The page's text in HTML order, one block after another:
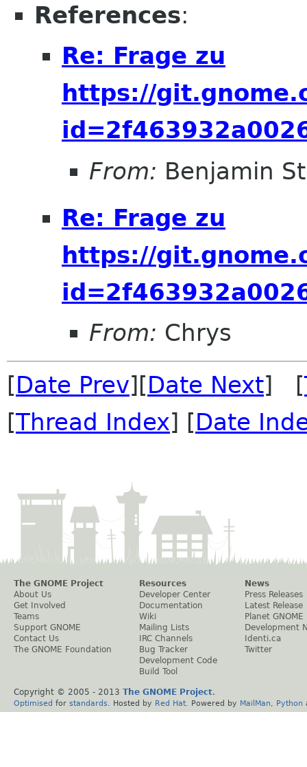
References:
Re: Frage zu
https://
From: Benjamin
Re: Frage zu
https://
From: Chrys
[Date Prev][Date Next] [
[Thread Index] [Date
The GNOME Project
About Us
Get Involved
Teams
Support GNOME
Contact Us
The GNOME Foundation
Resources
Developer Center
Documentation
Wiki
Mailing Lists
IRC Channels
Bug Tracker
Development Code
Build Tool
News
Press Releases
Latest Release
Planet GNOME
Development
Identi.ca
Twitter
Copyright © 2005 - 2013 The GNOME Project.
Optimised for standards . Hosted by Red Hat . Powered by MailMan Python